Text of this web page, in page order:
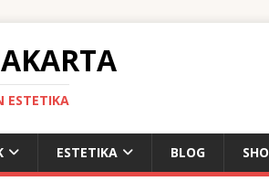
ESTETIKA
ESTETIKA BLOG